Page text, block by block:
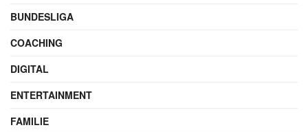
BUNDESLIGA
COACHING
DIGITAL
ENTERTAINMENT
FAMILIE